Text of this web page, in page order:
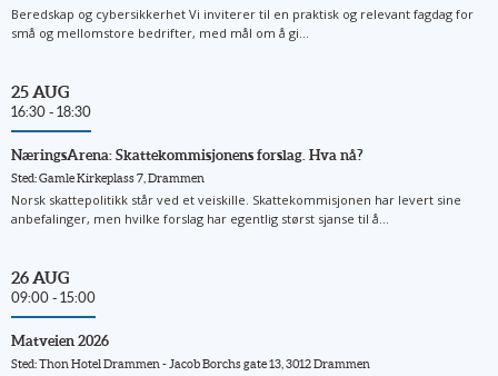
Beredskap og cybersikkerhet Vi inviterer til en praktisk og relevant fagdag for
små og mellomstore bedrifter, med mål om å gi...
25 AUG
16:30 - 18:30
NæringsArena: Skattekommisjonens forslag. Hva nå?
Sted: Gamle Kirkeplass 7, Drammen
Norsk skattepolitikk står ved et veiskille. Skattekommisjonen har levert sine
anbefalinger, men hvilke forslag har egentlig størst sjanse til å...
26 AUG
09:00 - 15:00
Matveien 2026
Sted: Thon Hotel Drammen - Jacob Borchs gate 13, 3012 Drammen